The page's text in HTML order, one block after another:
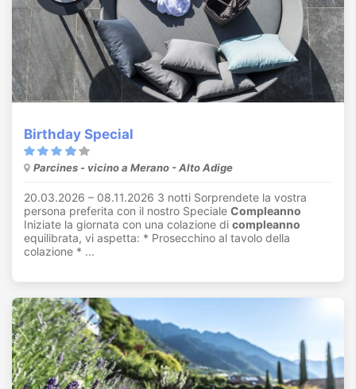
Birthday Special
Parcines - vicino a Merano - Alto Adige
20.03.2026 – 08.11.2026 3 notti Sorprendete la vostra
persona preferita con il nostro Speciale Compleanno
Iniziate la giornata con una colazione di compleanno
equilibrata, vi aspetta: * Prosecchino al tavolo della
colazione * ...